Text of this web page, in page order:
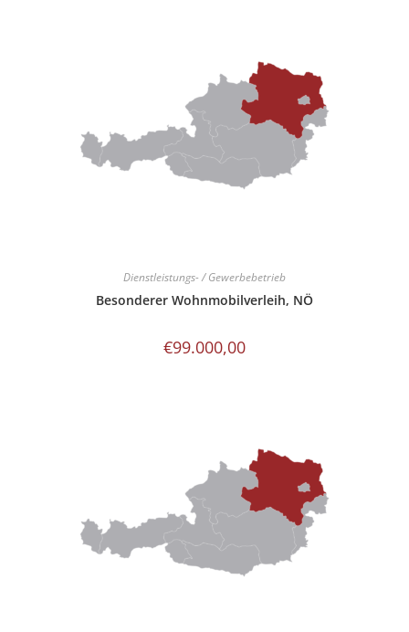
Dienstleistungs- / Gewerbebetrieb
Besonderer Wohnmobilverleih, NÖ
€99.000,00